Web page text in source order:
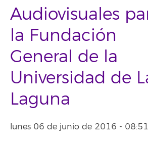
Audiovisuales
la Fundación
General de la
Universidad de
Laguna
lunes 06 de junio de 2016 - 08:51